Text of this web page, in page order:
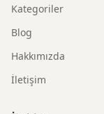
Kategoriler
Blog
Hakkımızda
İletişim